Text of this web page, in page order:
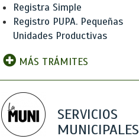
Registra Simple
Registro PUPA. Pequeñas
Unidades Productivas
MÁS TRÁMITES
SERVICIOS
MUNICIPALES